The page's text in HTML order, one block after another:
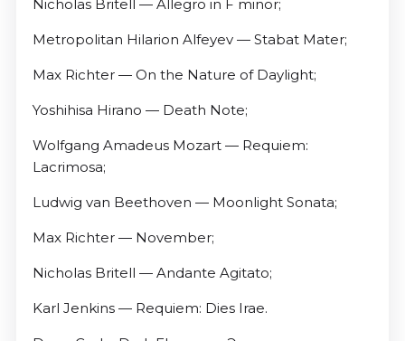
Nicholas Britell — Allegro in F minor;
Metropolitan Hilarion Alfeyev — Stabat Mater;
Max Richter — On the Nature of Daylight;
Yoshihisa Hirano — Death Note;
Wolfgang Amadeus Mozart — Requiem:
Lacrimosa;
Ludwig van Beethoven — Moonlight Sonata;
Max Richter — November;
Nicholas Britell — Andante Agitato;
Karl Jenkins — Requiem: Dies Irae.